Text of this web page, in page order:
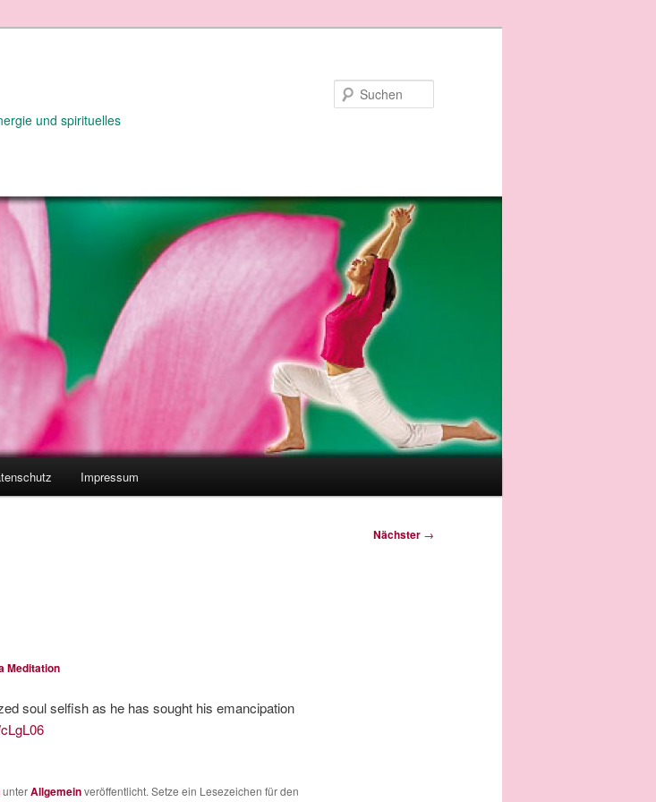
und spirituelles
Impressum
Nächster →
Meditation
soul selfish as he has sought his emancipation
unterAllgemeinveröffentlicht. Setze ein Lesezeichen für den